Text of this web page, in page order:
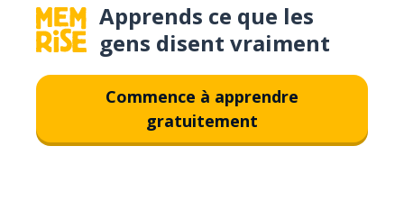
Apprends ce que les
gens disent vraiment
Commence à apprendre
gratuitement